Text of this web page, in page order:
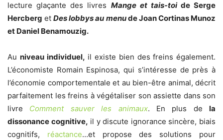
lecture glaçante des livres Mange et tais-toide Serge
Hercberg etDes lobbys au menude Joan Cortinas Munoz
et Daniel Benamouzig.
Au niveau individuel, il existe bien des freins également.
L’économiste Romain Espinosa, qui s’intéresse de près à
l’économie comportementale et au bien-être animal, décrit
parfaitement les freins à végétaliser son assiette dans son
livre Comment sauver les animaux. En plus de la
dissonance cognitive, il y discute ignorance sincère, biais
cognitifs, réactance…et propose des solutions pour